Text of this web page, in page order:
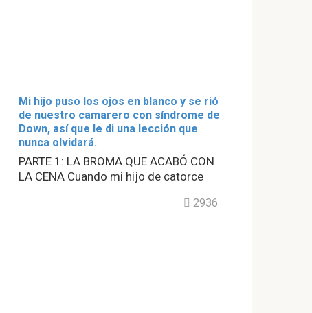
Mi hijo puso los ojos en blanco y se rió
de nuestro camarero con síndrome de
Down, así que le di una lección que
nunca olvidará.
PARTE 1: LA BROMA QUE ACABÓ CON
LA CENA Cuando mi hijo de catorce
2936